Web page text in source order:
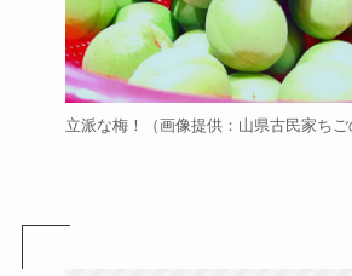
立派な梅！（画像提供：山県古民家ちご